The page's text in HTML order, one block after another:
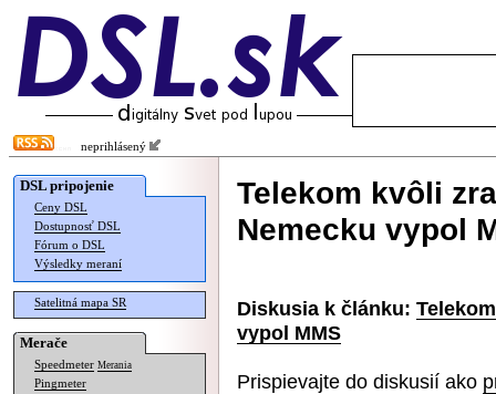
neprihlásený
DSL pripojenie
Ceny DSL
Dostupnosť DSL
Fórum o DSL
Výsledky meraní
Satelitná mapa SR
Merače
Speedmeter Merania
Pingmeter
Telekom kvôli
Nemecku vypol
Diskusia k článku:
vypol MMS
Prispievajte do diskusií ako